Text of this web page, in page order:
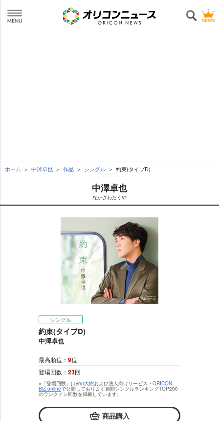
ホーム 中澤卓也 作品 シングル 約束(タイプD)
中澤卓也
なかざわたく
シングル
約束(タイプD)
中澤卓也
最高順位： 9位
登場回数： 23回
※「登場回数」はyou大樹および法人向けサービス・ ORICON
BiZ onlineで公開しております週間シングルランキングTOP200
のランクイン回数を掲載しています。
商品購入